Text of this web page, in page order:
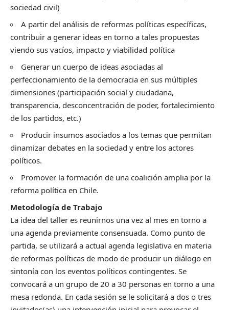
sociedad civil)
A partir del análisis de reformas políticas específicas,
contribuir a generar ideas en torno a tales propuestas
viendo sus vacíos, impacto y viabilidad política
Generar un cuerpo de ideas asociadas al
perfeccionamiento de la democracia en sus múltiples
dimensiones (participación social y ciudadana,
transparencia, desconcentración de poder, fortalecimiento
de los partidos, etc.)
Producir insumos asociados a los temas que permitan
dinamizar debates en la sociedad y entre los actores
políticos.
Promover la formación de una coalición amplia por la
reforma política en Chile.
Metodología de Trabajo
La idea del taller es reunirnos una vez al mes en torno a
una agenda previamente consensuada. Como punto de
partida, se utilizará a actual agenda legislativa en materia
de reformas políticas de modo de producir un diálogo en
sintonía con los eventos políticos contingentes. Se
convocará a un grupo de 20 a 30 personas en torno a una
mesa redonda. En cada sesión se le solicitará a dos o tres